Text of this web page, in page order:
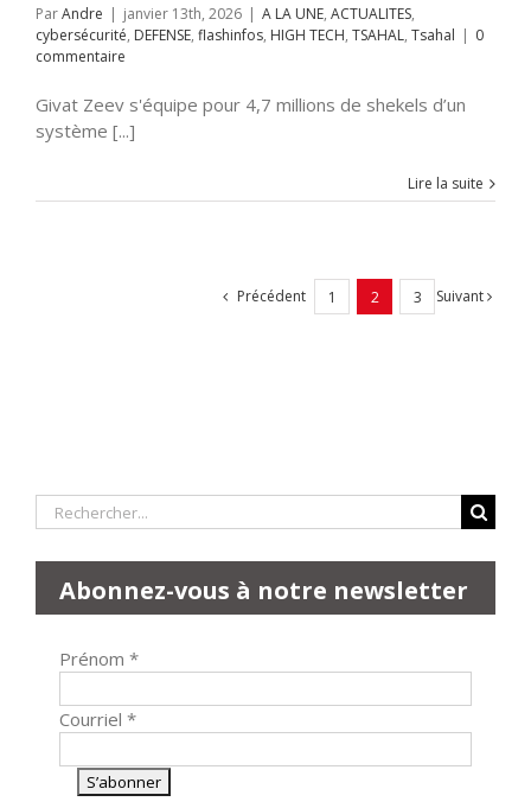
ParAndre | janvier 13th, 2026 | A LA UNE, ACTUALITES,
cybersécurité, DEFENSE, flashinfos, HIGH TECH, TSAHAL, Tsahal | 0
commentaire
Givat Zeev s'équipe pour 4,7 millions de shekels d’un
système [...]
Lire la suite
Précédent 1 2 3 Suivant
Rechercher:
Abonnez-vous à notre newsletter
Prénom *
Courriel *